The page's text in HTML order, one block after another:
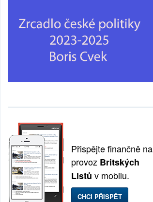
Přispějte finančně na
provoz Britských
Listů v mobilu.
CHCI PŘISPĚT